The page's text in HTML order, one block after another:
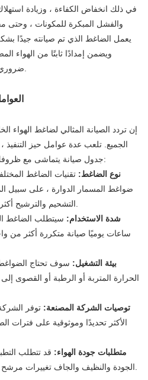
في ذلك انخفاض الكفاءة ، وزيادة
والفشل المبكرة للمكونات ، وحتى
يعمل الضاغط الذي تم صيانته جيدًا
ويضمن إمدادًا ثابتًا من الهواء
ضروري للعمل السليم للمعدات المصب.
إن تردد الصيانة المثالي لضاغط
الجميع. تلعب عدة عوامل حيز
جدول صيانة يتماشى مع ظروفك المحددة. وتشمل هذه العوامل:
نوع الضاغط:تقنيات الضاغط
ضواغط المسمار الدوارة ، على سبيل
التشحيم والترشيح أكثر تعقيدًا من الضواغط المتبادلة.
شدة الاستخدام: سيتطلب الضاغط
ساعات يوميًا صيانة متكررة أكثر
بيئة التشغيل: سوف تحتاج
الحرارة المتربة أو الرطبة أو القصوى
توصيات الشركة المصنعة:توفر
الأكثر تحديدًا وموثوقية على فترات
متطلبات جودة الهواء: قد تتطلب
الجودة والنظيف والجاف تغييرات مرشح أكثر تكرارًا وصرف المكثفات.